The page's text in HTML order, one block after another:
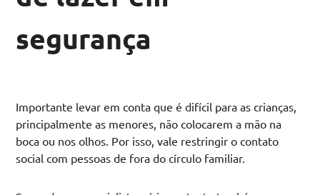
segurança
Importante levar em conta que é difícil para as crianças,
principalmente as menores, não colocarem a mão na
boca ou nos olhos. Por isso, vale restringir o contato
social com pessoas de fora do círculo familiar.